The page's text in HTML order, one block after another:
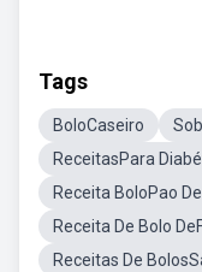
Tags
BoloCaseiro
ReceitasPara
Receita BoloPao
Receita De Bolo
Receitas De